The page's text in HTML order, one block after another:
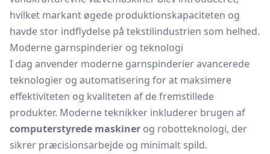
hvilket markant øgede produktionskapaciteten og
havde stor indflydelse på tekstilindustrien som helhed.
Moderne garnspinderier og teknologi
I dag anvender moderne garnspinderier avancerede
teknologier og automatisering for at maksimere
effektiviteten og kvaliteten af de fremstillede
produkter. Moderne teknikker inkluderer brugen af
computerstyrede maskiner og robotteknologi, der
sikrer præcisionsarbejde og minimalt spild.